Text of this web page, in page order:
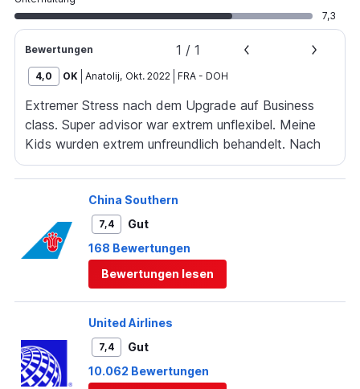
7,3
Bewertungen 1 / 1
4,0 OK Anatolij, Okt. 2022 FRA - DOH
Extremer Stress nach dem Upgrade auf Business
class. Super advisor war extrem unflexibel. Meine
Kids wurden extrem unfreundlich behandelt. Nach
diesem Flug hat Qatar einen treuen Business Kunden
mit mir verloren.
China Southern
7,4
Gut
168 Bewertungen
Bewertungen lesen
United Airlines
7,4
Gut
10.062 Bewertungen